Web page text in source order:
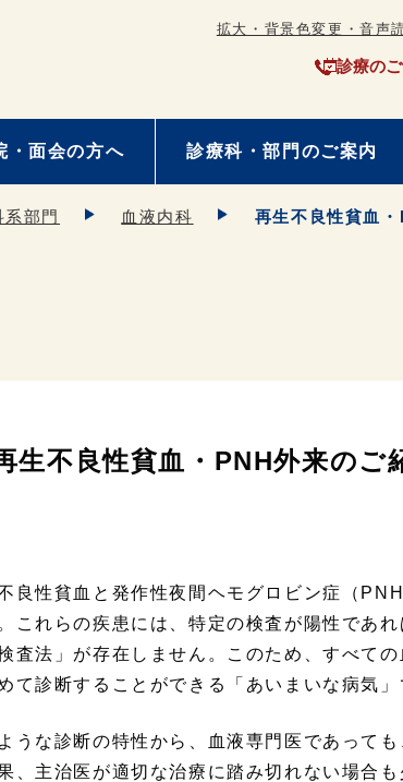
拡大・背景色変更・音声
診療の
・面会の方へ 診療科・部門のご案内
系部門 血液内科 再生不良性貧血
生不良性貧血・PNH外来のご
良性貧血と発作性夜間ヘモグロビン症（
これらの疾患には、特定の検査が陽性であ
査法」が存在しません。このため、すべて
て診断することができる「あいまいな病気」
うな診断の特性から、血液専門医であって
、主治医が適切な治療に踏み切れない場合も